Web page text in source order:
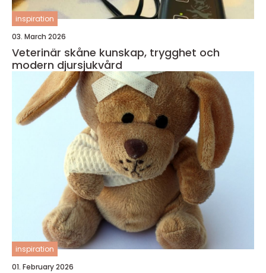
inspiration
03. March 2026
Veterinär skåne kunskap, trygghet och
modern djursjukvård
inspiration
01. February 2026